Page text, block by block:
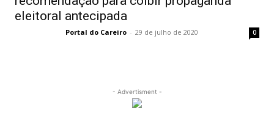
eleitoral antecipada
Portal do Careiro - 29 de julho de 2020 0
- Advertisment -